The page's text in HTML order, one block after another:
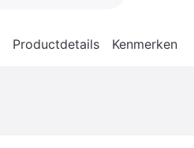
Productdetails Kenmerken